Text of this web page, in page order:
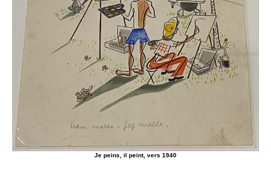
Je peins, il peint, vers 1940